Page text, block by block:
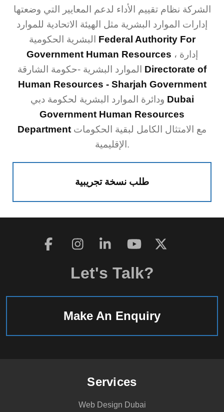
الشركة نظام تقييم الأداء لدعم المعايير التي وضعتها
إدارات الموارد البشرية مثل الهيئة الاتحادية للموارد
Federal Authority For
Government Human Resources ، إدارة
Directorate of
Human Resources - Sharjah Government
Dubai
Government Human Resources
Department
الإقليمية.
طلب نسخة تجريبية
Let's Talk?
Make An Enquiry
Services
Web Design Dubai